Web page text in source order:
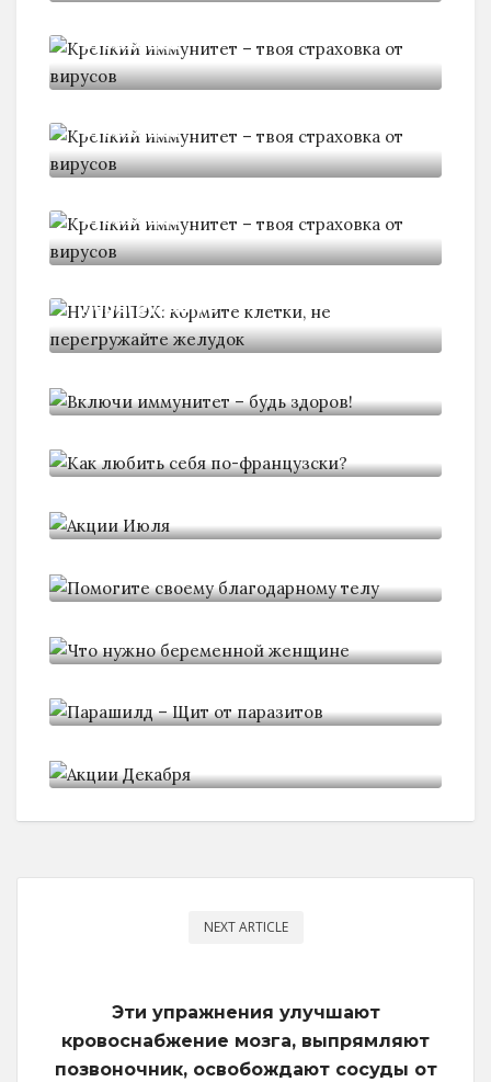
страховка
страховка
страховка
перегружайте
Помогите своему благодарному
NEXT ARTICLE
Эти упражнения улучшают
кровоснабжение мозга, выпрямляют
позвоночник, освобождают сосуды от